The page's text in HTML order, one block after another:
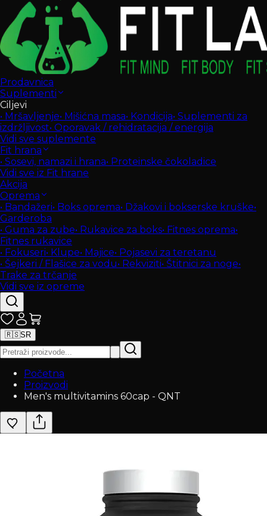
Prodavnica
Suplementi
Ciljevi
• Mršavljenje• Mišićna masa• Kondicija• Suplementi za
izdržljivost• Oporavak / rehidratacija / energija
Vidi sve suplemente
Fit hrana
• Sosevi, namazi i hrana• Proteinske čokoladice
Vidi sve iz Fit hrane
Akcija
Oprema
• Bandažeri• Boks oprema• Džakovi i bokserske kruške•
Garderoba
• Guma za zube• Rukavice za boks• Fitnes oprema•
Fitnes rukavice
• Fokuseri• Klupe• Majice• Pojasevi za teretanu
• Šejkeri / Flašice za vodu• Rekviziti• Štitnici za noge•
Trake za trčanje
Vidi sve iz opreme
🇷🇸SR
Početna
Proizvodi
Men's multivitamins 60cap - QNT